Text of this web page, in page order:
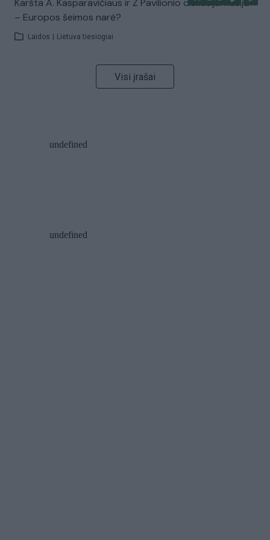
Karšta A. Kasparavičiaus ir Ž Pavilionio diskusija: Rusija
– Europos šeimos narė?
Laidos Lietuva tiesiogiai
Visi įrašai